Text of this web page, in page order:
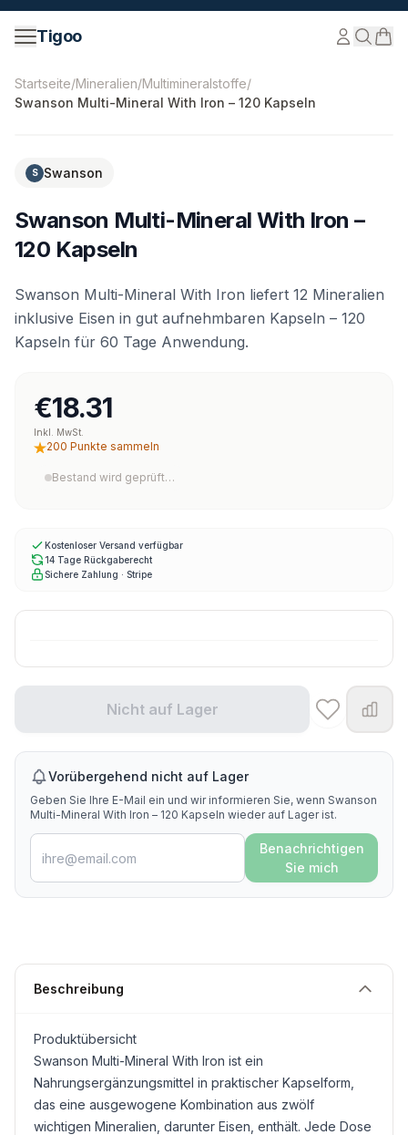
Zum Inhalt springen
Tigoo
©2026Nutri Nordic AB.Alle Rechte vorbehalten.
Startseite/Mineralien/Multimineralstoffe/
Swanson Multi-Mineral With Iron – 120 Kapseln
S Swanson
Swanson Multi-Mineral With Iron –
120 Kapseln
Swanson Multi-Mineral With Iron liefert 12 Mineralien
inklusive Eisen in gut aufnehmbaren Kapseln – 120
Kapseln für 60 Tage Anwendung.
€18.31
Inkl. MwSt.
200 Punkte sammeln
Bestand wird geprüft…
Kostenloser Versand verfügbar
14 Tage Rückgaberecht
Sichere Zahlung · Stripe
Nicht auf Lager
Vorübergehend nicht auf Lager
Geben Sie Ihre E-Mail ein und wir informieren Sie, wenn Swanson
Multi-Mineral With Iron – 120 Kapseln wieder auf Lager ist.
Benachrichtigen
Sie mich
Beschreibung
Produktübersicht
Swanson Multi-Mineral With Iron ist ein
Nahrungsergänzungsmittel in praktischer Kapselform,
das eine ausgewogene Kombination aus zwölf
wichtigen Mineralien, darunter Eisen, enthält. Jede Dose